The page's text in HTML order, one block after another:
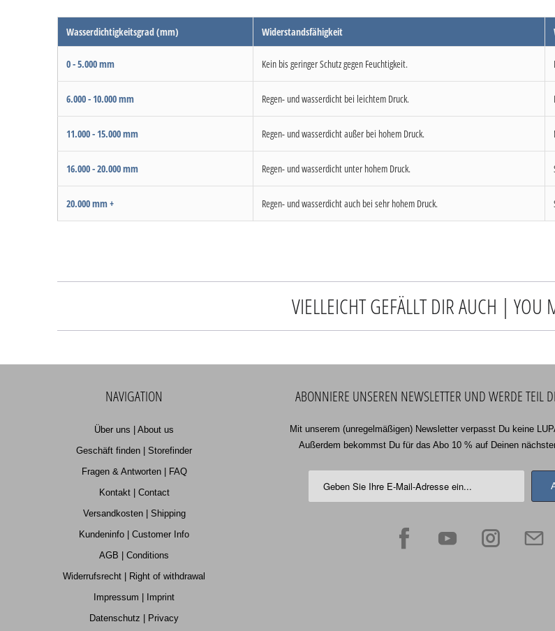
Wasserdichtigkeitsgrad (mm) Widerstandsfähigkeit
0 - 5.000 mm Kein bis geringer Schutz gegen Feuchtigkeit.
6.000 - 10.000 mm Regen- und wasserdicht bei leichtem Druck.
11.000 - 15.000 mm Regen- und wasserdicht außer bei hohem Druck.
16.000 - 20.000 mm Regen- und wasserdicht unter hohem Druck.
20.000 mm + Regen- und wasserdicht auch bei sehr hohem Druck.
VIELLEICHT GEFÄLLT DIR AUCH | YOU
NAVIGATION
Über uns | About us
Geschäft finden | Storefinder
Fragen & Antworten | FAQ
Kontakt | Contact
Versandkosten | Shipping
Kundeninfo | Customer Info
AGB | Conditions
Widerrufsrecht | Right of withdrawal
Impressum | Imprint
Datenschutz | Privacy
ABONNIERE UNSEREN NEWSLETTER UND WERDE TEIL
Mit unserem (unregelmäßigen) Newsletter verpasst Du keine
Außerdem bekommst Du für das Abo 10 % auf Deinen